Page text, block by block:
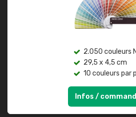
2.050 couleurs
29,5 x 4,5 cm
10 couleurs par
Infos /